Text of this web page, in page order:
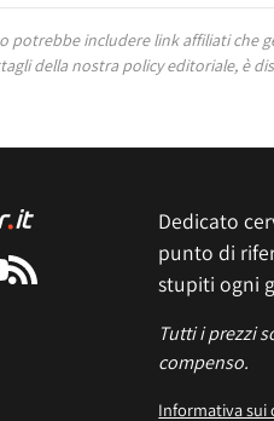
potrebbe includere link affiliati che
della nostra policy editoriale, è
Dedicato
punto di
stupiti ogni
Tutti i prezzi
compenso.
Informativa sui